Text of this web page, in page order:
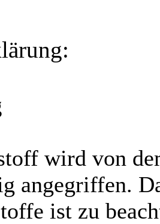
wird von
angegriffen.
ist zu